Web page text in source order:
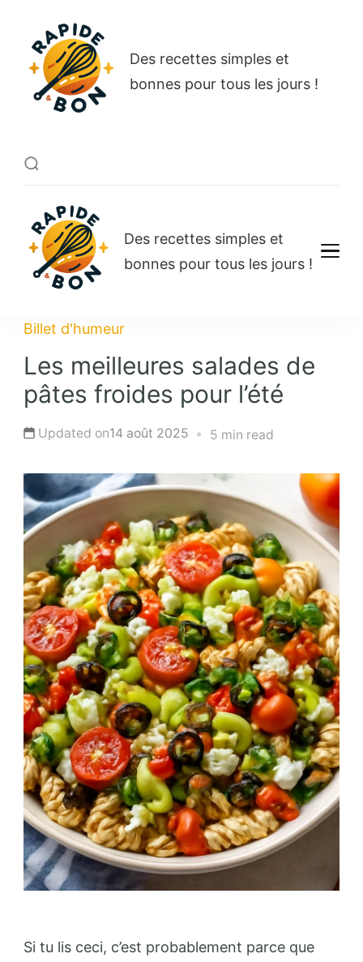
Rapide et bon
Des recettes simples et
bonnes pour tous les jours !
Rapide et bon
Des recettes simples et
bonnes pour tous les jours !
Billet d'humeur
Les meilleures salades de
pâtes froides pour l’été
Updated on14 août 2025 5 min read
Si tu lis ceci, c’est probablement parce que